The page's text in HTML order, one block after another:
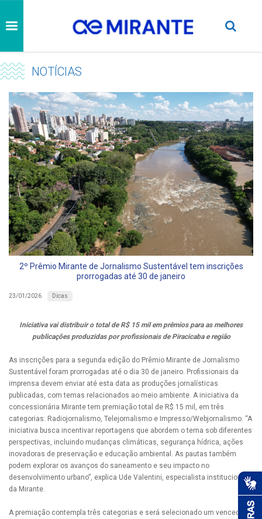
NOTÍCIAS
2º Prêmio Mirante de Jornalismo Sustentável tem inscrições
prorrogadas até 30 de janeiro
23/01/2026 Dicas
Iniciativa vai distribuir o total de R$ 15 mil em prêmios para as melhores
publicações produzidas por profissionais de Piracicaba e região
As inscrições para a segunda edição do Prêmio Mirante de Jornalismo
Sustentável foram prorrogadas até o dia 30 de janeiro. Profissionais da
imprensa devem enviar até esta data as produções jornalísticas
publicadas, com temas relacionados ao meio ambiente. A iniciativa da
concessionária Mirante tem premiação total de R$ 15 mil, em três
categorias: Radiojornalismo, Telejornalismo e Impresso/Webjornalismo. “A
iniciativa busca incentivar reportagens que abordem o tema sob diferentes
perspectivas, incluindo mudanças climáticas, segurança hídrica, ações
inovadoras de preservação e educação ambiental. As pautas também
podem explorar os avanços do saneamento e seu impacto no
desenvolvimento urbano”, explica Ude Valentini, especialista institucional
da Mirante.
A premiação contempla três categorias e será selecionado um vencedor